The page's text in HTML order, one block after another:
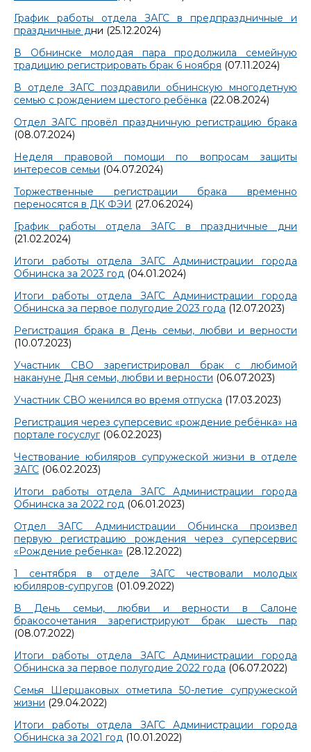
График работы отдела ЗАГС в предпраздничные и
праздничные дни (25.12.2024)
В Обнинске молодая пара продолжила семейную
традицию регистрировать брак 6 ноября (07.11.2024)
В отделе ЗАГС поздравили обнинскую многодетную
семью с рождением шестого ребёнка (22.08.2024)
Отдел ЗАГС провёл праздничную регистрацию брака
(08.07.2024)
Неделя правовой помощи по вопросам защиты
интересов семьи (04.07.2024)
Торжественные регистрации брака временно
переносятся в ДК ФЭИ (27.06.2024)
График работы отдела ЗАГС в праздничные дни
(21.02.2024)
Итоги работы отдела ЗАГС Администрации города
Обнинска за 2023 год (04.01.2024)
Итоги работы отдела ЗАГС Администрации города
Обнинска за первое полугодие 2023 года (12.07.2023)
Регистрация брака в День семьи, любви и верности
(10.07.2023)
Участник СВО зарегистрировал брак с любимой
накануне Дня семьи, любви и верности (06.07.2023)
Участник СВО женился во время отпуска (17.03.2023)
Регистрация через суперсевис «рождение ребёнка» на
портале госуслуг(06.02.2023)
Чествование юбиляров супружеской жизни в отделе
ЗАГС (06.02.2023)
Итоги работы отдела ЗАГС Администрации города
Обнинска за 2022 год (06.01.2023)
Отдел ЗАГС Администрации Обнинска произвел
первую регистрацию рождения через суперсервис
«Рождение ребенка» (28.12.2022)
1 сентября в отделе ЗАГС чествовали молодых
юбиляров-супругов (01.09.2022)
В День семьи, любви и верности в Салоне
бракосочетания зарегистрируют брак шесть пар
(08.07.2022)
Итоги работы отдела ЗАГС Администрации города
Обнинска за первое полугодие 2022 года (06.07.2022)
Семья Шершаковых отметила 50-летие супружеской
жизни (29.04.2022)
Итоги работы отдела ЗАГС Администрации города
Обнинска за 2021 год (10.01.2022)